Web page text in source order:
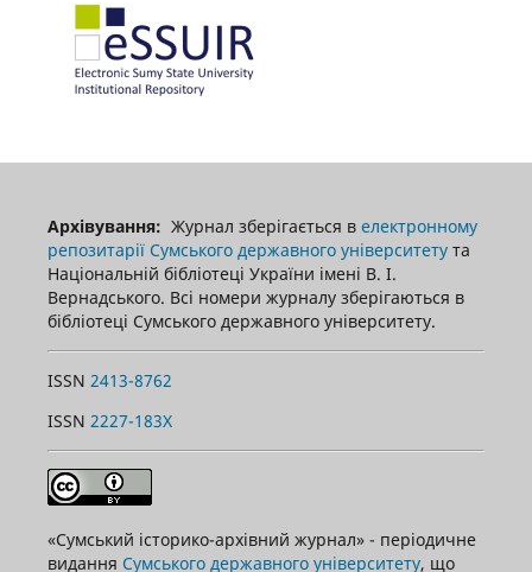
Архівування: Журнал зберігається в електронному
репозитарії Сумського державного університетута
Національній бібліотеці України імені В. І.
Вернадського. Всі номери журналу зберігаються в
бібліотеці Сумського державного університету.
ISSN 2413-8762
ISSN 2227-183X
«Сумський історико-архівний журнал» - періодичне
видання Сумського державного університету, що